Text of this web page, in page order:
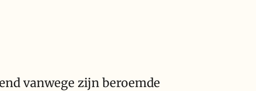
vanwege zijn beroemde